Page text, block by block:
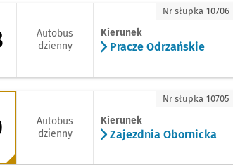
Pracze Odrzańskie
Autobus
dzienny
Kierunek
Pracze Odrzańskie
Nr słupka 10706
Zajezdnia Obornicka
Autobus
dzienny
Kierunek
Zajezdnia Obornicka
Nr słupka 10705